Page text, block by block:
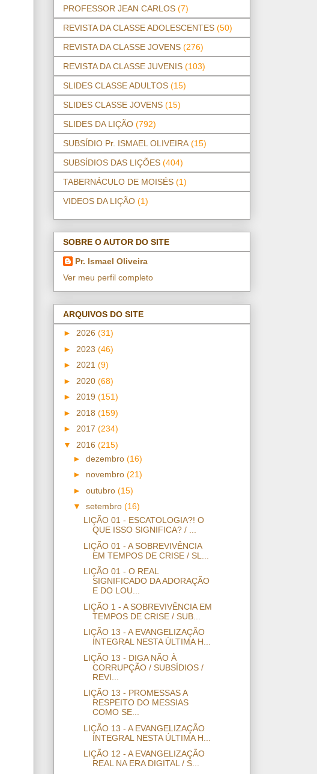
PROFESSOR JEAN CARLOS (7)
REVISTA DA CLASSE ADOLESCENTES (50)
REVISTA DA CLASSE JOVENS (276)
REVISTA DA CLASSE JUVENIS (103)
SLIDES CLASSE ADULTOS (15)
SLIDES CLASSE JOVENS (15)
SLIDES DA LIÇÃO (792)
SUBSÍDIO Pr. ISMAEL OLIVEIRA (15)
SUBSÍDIOS DAS LIÇÕES (404)
TABERNÁCULO DE MOISÉS (1)
VIDEOS DA LIÇÃO (1)
SOBRE O AUTOR DO SITE
Pr. Ismael Oliveira
Ver meu perfil completo
ARQUIVOS DO SITE
► 2026 (31)
► 2023 (46)
► 2021 (9)
► 2020 (68)
► 2019 (151)
► 2018 (159)
► 2017 (234)
▼ 2016 (215)
►dezembro(16)
► novembro(21)
►outubro(15)
▼setembro(16)
LIÇÃO 01 - ESCATOLOGIA?! O
QUE ISSO SIGNIFICA? / ...
LIÇÃO 01 - A SOBREVIVÊNCIA
EM TEMPOS DE CRISE / SL...
LIÇÃO 01 - O REAL
SIGNIFICADO DA ADORAÇÃO
E DO LOU...
LIÇÃO 1 - A SOBREVIVÊNCIA EM
TEMPOS DE CRISE / SUB...
LIÇÃO 13 - A EVANGELIZAÇÃO
INTEGRAL NESTA ÚLTIMA H...
LIÇÃO 13 - DIGA NÃO À
CORRUPÇÃO / SUBSÍDIOS /
REVI...
LIÇÃO 13 - PROMESSAS A
RESPEITO DO MESSIAS
COMO SE...
LIÇÃO 13 - A EVANGELIZAÇÃO
INTEGRAL NESTA ÚLTIMA H...
LIÇÃO 12 - A EVANGELIZAÇÃO
REAL NA ERA DIGITAL / S...